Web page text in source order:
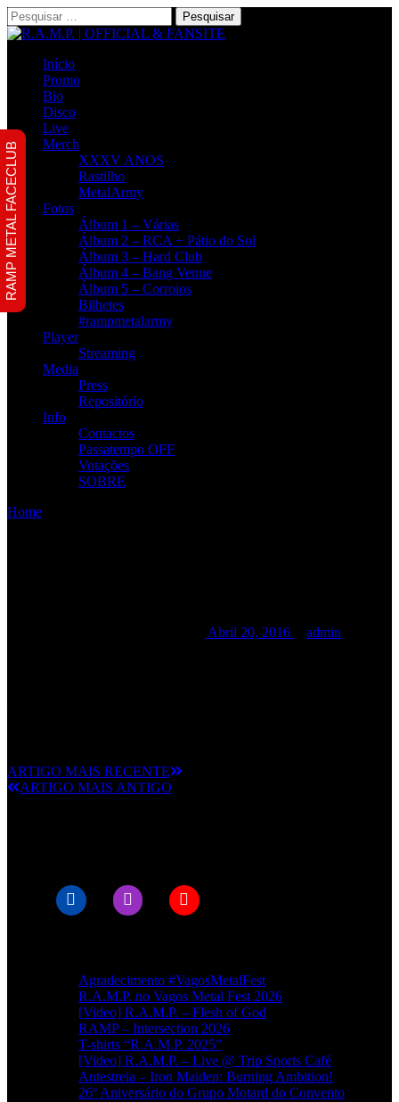
Pesquisar
por:
Início
Promo
Bio
Disco
Live
Merch
XXXV ANOS
Rastilho
MetalArmy
Fotos
Álbum 1 – Várias
Álbum 2 – RCA + Pátio do Sol
Álbum 3 – Hard Club
Álbum 4 – Bang Venue
Álbum 5 – Corroios
Bilhetes
#rampmetalarmy
Player
Streaming
Media
Press
Repositório
Info
Contactos
Passatempo OFF
Votações
SOBRE
Home
Abril 20, 2016 admin
ARTIGO MAIS RECENTE
ARTIGO MAIS ANTIGO
Agradecimento #VagosMetalFest
R.A.M.P. no Vagos Metal Fest 2026
[Video] R.A.M.P. – Flesh of God
RAMP – Intersection 2026
T-shirts “R.A.M.P. 2025”
[Video] R.A.M.P. – Live @ Trip Sports Café
Antestreia – Iron Maiden: Burning Ambition!
26º Aniversário do Grupo Motard do Convento
RAMP METAL FACECLUB